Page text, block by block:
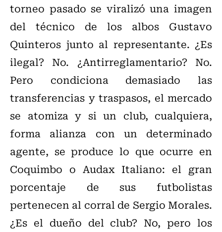
torneo pasado se viralizó una imagen
del técnico de los albos Gustavo
Quinteros junto al representante. ¿Es
ilegal? No. ¿Antirreglamentario? No.
Pero condiciona demasiado las
transferencias y traspasos, el mercado
se atomiza y si un club, cualquiera,
forma alianza con un determinado
agente, se produce lo que ocurre en
Coquimbo o Audax Italiano: el gran
porcentaje de sus futbolistas
pertenecen al corral de Sergio Morales.
¿Es el dueño del club? No, pero los